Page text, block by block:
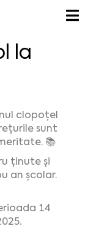
la
clopoțel
sunt
📚
ținute și
an școlar.
14